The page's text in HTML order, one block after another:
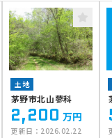
土地
茅野市北山蓼科
2,200 万円
更新日： 2026.02.22